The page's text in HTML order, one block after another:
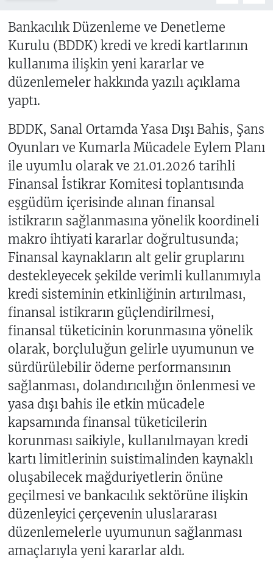
Bankacılık Düzenleme ve Denetleme
Kurulu (BDDK) kredi ve kredi kartlarının
kullanıma ilişkin yeni kararlar ve
düzenlemeler hakkında yazılı açıklama
yaptı.
BDDK, Sanal Ortamda Yasa Dışı Bahis, Şans
Oyunları ve Kumarla Mücadele Eylem Planı
ile uyumlu olarak ve 21.01.2026 tarihli
Finansal İstikrar Komitesi toplantısında
eşgüdüm içerisinde alınan finansal
istikrarın sağlanmasına yönelik koordineli
makro ihtiyati kararlar doğrultusunda;
Finansal kaynakların alt gelir gruplarını
destekleyecek şekilde verimli kullanımıyla
kredi sisteminin etkinliğinin artırılması,
finansal istikrarın güçlendirilmesi,
finansal tüketicinin korunmasına yönelik
olarak, borçluluğun gelirle uyumunun ve
sürdürülebilir ödeme performansının
sağlanması, dolandırıcılığın önlenmesi ve
yasa dışı bahis ile etkin mücadele
kapsamında finansal tüketicilerin
korunması saikiyle, kullanılmayan kredi
kartı limitlerinin suistimalinden kaynaklı
oluşabilecek mağduriyetlerin önüne
geçilmesi ve bankacılık sektörüne ilişkin
düzenleyici çerçevenin uluslararası
düzenlemelerle uyumunun sağlanması
amaçlarıyla yeni kararlar aldı.